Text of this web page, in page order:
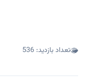
تعداد بازدید: 536